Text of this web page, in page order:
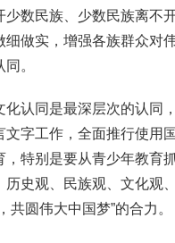
少数民族、少数民族离不
细做实，增强各族群众对
。
化认同是最深层次的认同
文字工作，全面推行使用
，特别是要从青少年教育
历史观、民族观、文化观
共圆伟大中国梦”的合力。